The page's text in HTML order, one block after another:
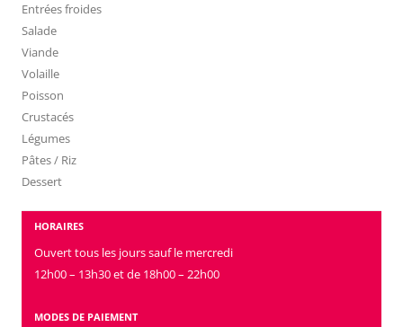
Entrées froides
Salade
Viande
Volaille
Poisson
Crustacés
Légumes
Pâtes / Riz
Dessert
HORAIRES
Ouvert tous les jours sauf le mercredi
12h00 – 13h30 et de 18h00 – 22h00
MODES DE PAIEMENT